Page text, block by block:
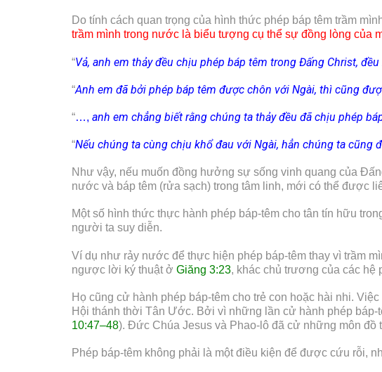
Do tính cách quan trọng của hình thức phép báp têm trầm
trầm mình trong nước là biểu tượng cụ thể sự đồng lòng của
“Vả, anh em thảy đều chịu phép báp têm trong Đấng Christ,
“Anh em đã bởi phép báp têm được chôn với Ngài, thì cũng
“…, anh em chẳng biết rằng chúng ta thảy đều đã chịu phép
“Nếu chúng ta cùng chịu khổ đau với Ngài, hẳn chúng ta cũng
Như vậy, nếu muốn đồng hưởng sự sống vinh quang của
nước và báp têm (rửa sạch) trong tâm linh, mới có thể được
Một số hình thức thực hành phép báp-têm cho tân tín hữu
người ta suy diễn.
Ví dụ như rảy nước để thực hiện phép báp-têm thay vì trầm
ngược lời ký thuật ở Giăng 3:23, khác chủ trương của các hệ
Họ cũng cử hành phép báp-têm cho trẻ con hoặc hài nhi.
Hội thánh thời Tân Ước. Bởi vì những lần cử hành phép
10:47–48). Đức Chúa Jesus và Phao-lô đã cử những môn đồ
Phép báp-têm không phải là một điều kiện để được cứu rỗi,